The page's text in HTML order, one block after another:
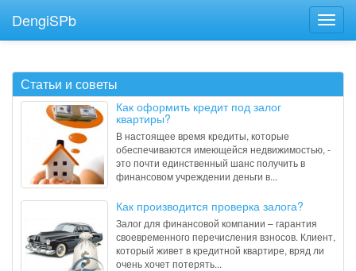
DengiSPb
Статьи и советы
Как оформить кредит под залог
квартиры?
В настоящее время кредиты, которые
обеспечиваются имеющейся недвижимостью, -
это почти единственный шанс получить в
финансовом учреждении деньги в...
Как производится проверка залога?
Залог для финансовой компании – гарантия
своевременного перечисления взносов. Клиент,
который живет в кредитной квартире, вряд ли
очень хочет потерять...